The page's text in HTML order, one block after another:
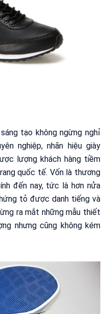
tạo không ngừng nghỉ
nghiệp, nhãn hiệu giày
lượng khách hàng tiềm
quốc tế. Vốn là thương
đến nay, tức là hơn nửa
tỏ được danh tiếng và
ra mắt những mẫu thiết
nhưng cũng không kém